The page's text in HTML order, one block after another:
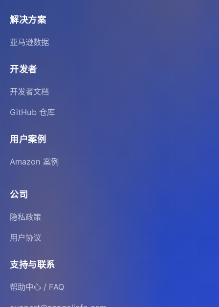
解决方案
亚马逊数据
开发者
开发者文档
GitHub 仓库
用户案例
Amazon 案例
公司
隐私政策
用户协议
支持与联系
帮助中心 / FAQ